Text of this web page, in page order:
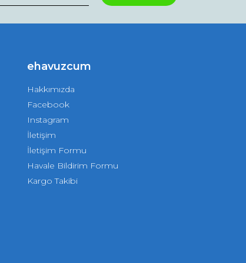
ehavuzcum
Hakkımızda
Facebook
Instagram
İletişim
İletişim Formu
Havale Bildirim Formu
Kargo Takibi